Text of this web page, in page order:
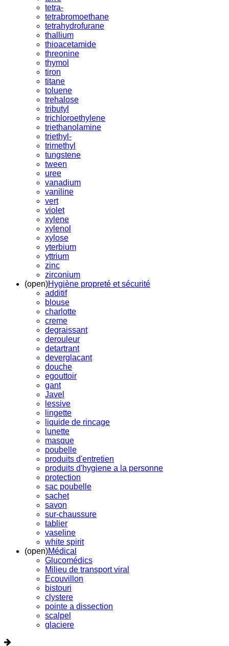
tetra-
tetrabromoethane
tetrahydrofurane
thallium
thioacetamide
threonine
thymol
tiron
titane
toluene
trehalose
tributyl
trichloroethylene
triethanolamine
triethyl-
trimethyl
tungstene
tween
uree
vanadium
vaniline
vert
violet
xylene
xylenol
xylose
yterbium
yttrium
zinc
zirconium
(open)Hygiène propreté et sécurité
additif
blouse
charlotte
creme
degraissant
derouleur
detartrant
deverglacant
douche
egouttoir
gant
Javel
lessive
lingette
liquide de rincage
lunette
masque
poubelle
produits d'entretien
produits d'hygiene a la personne
protection
sac poubelle
sachet
savon
sur-chaussure
tablier
vaseline
white spirit
(open)Médical
Glucomédics
Milieu de transport viral
Ecouvillon
bistouri
clystere
pointe a dissection
scalpel
glaciere